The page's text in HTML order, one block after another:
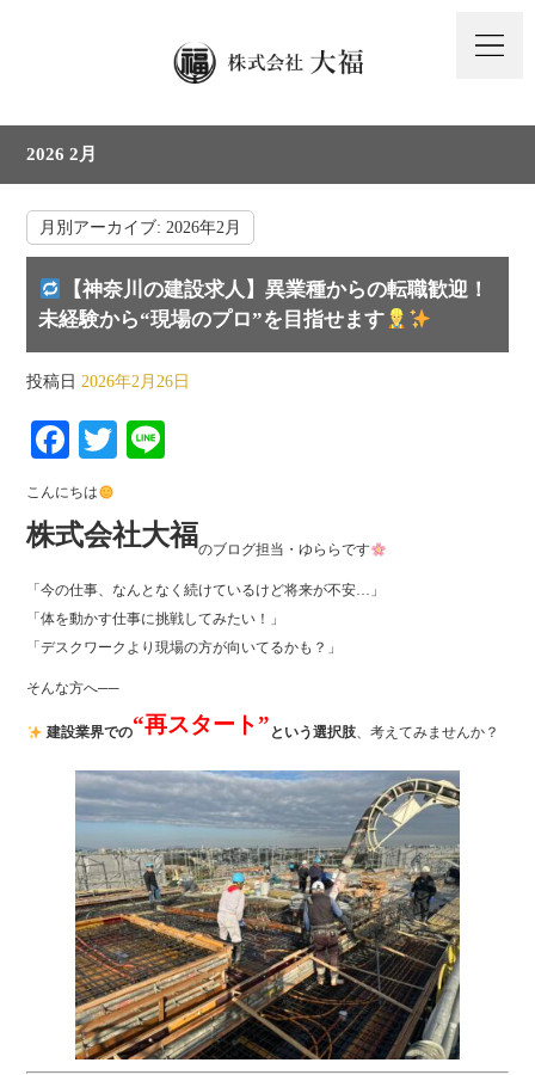
2026 2月
月別アーカイブ:2026年2月
【神奈川の建設求人】異業種からの転職歓迎！
未経験から“現場のプロ”を目指せます
投稿日 2026年2月26日
Fa
ce
bo
ok
T
tte
r
こんにちは
株式会社大福のブログ担当・ゆららです
「今の仕事、なんとなく続けているけど将来が不安…」
「体を動かす仕事に挑戦してみたい！」
「デスクワークより現場の方が向いてるかも？」
そんな方へ──
建設業界での“再スタート” という選択肢、考えてみませんか？